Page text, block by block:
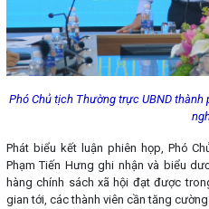
Phó Chủ tịch Thường trực UBND
Phát biểu kết luận phiên họp, Phó
Phạm Tiến Hưng ghi nhận và biểu
hàng chính sách xã hội đạt được
gian tới, các thành viên cần tăng